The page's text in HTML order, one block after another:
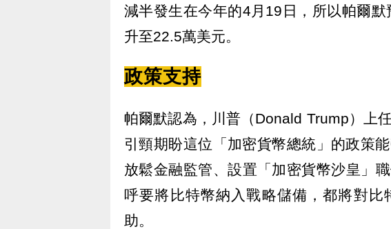
減半發生在今年的4月19日，所以帕爾
升至22.5萬美元。
政策支持
帕爾默認為，川普（Donald Trump）上
引頸期盼這位「加密貨幣總統」的政策
放鬆金融監管、設置「加密貨幣沙皇」
呼要將比特幣納入戰略儲備，都將對比
助。